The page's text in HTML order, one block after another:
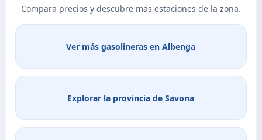
Compara precios y descubre más estaciones de la zona.
Ver más gasolineras en Albenga
Explorar la provincia de Savona